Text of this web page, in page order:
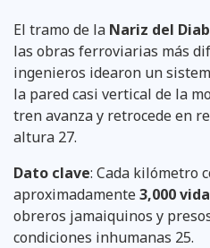
El tramo de la Nariz del
las obras ferroviarias más
ingenieros idearon un
la pared casi vertical de la
tren avanza y retrocede en
altura 27.
Dato clave: Cada kilómetro
aproximadamente3,000
obreros jamaiquinos y
condiciones inhumanas 25.